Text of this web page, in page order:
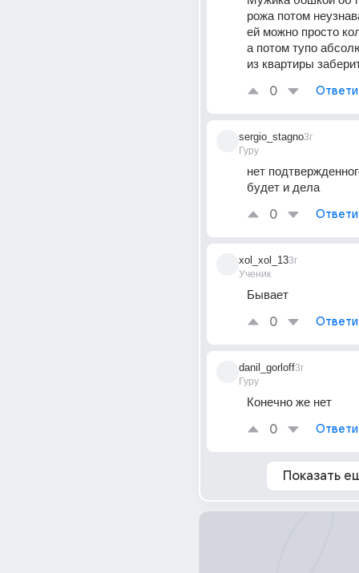
рожа потом
ей можно просто
а потом тупо
из квартиры
0
sergio_stagno
Гуру
3г
нет
будет и дела
0
xol_xol_13
Ученик
3г
Бывает
0
danil_gorloff
Гуру
3г
Конечно же нет
0
Показать